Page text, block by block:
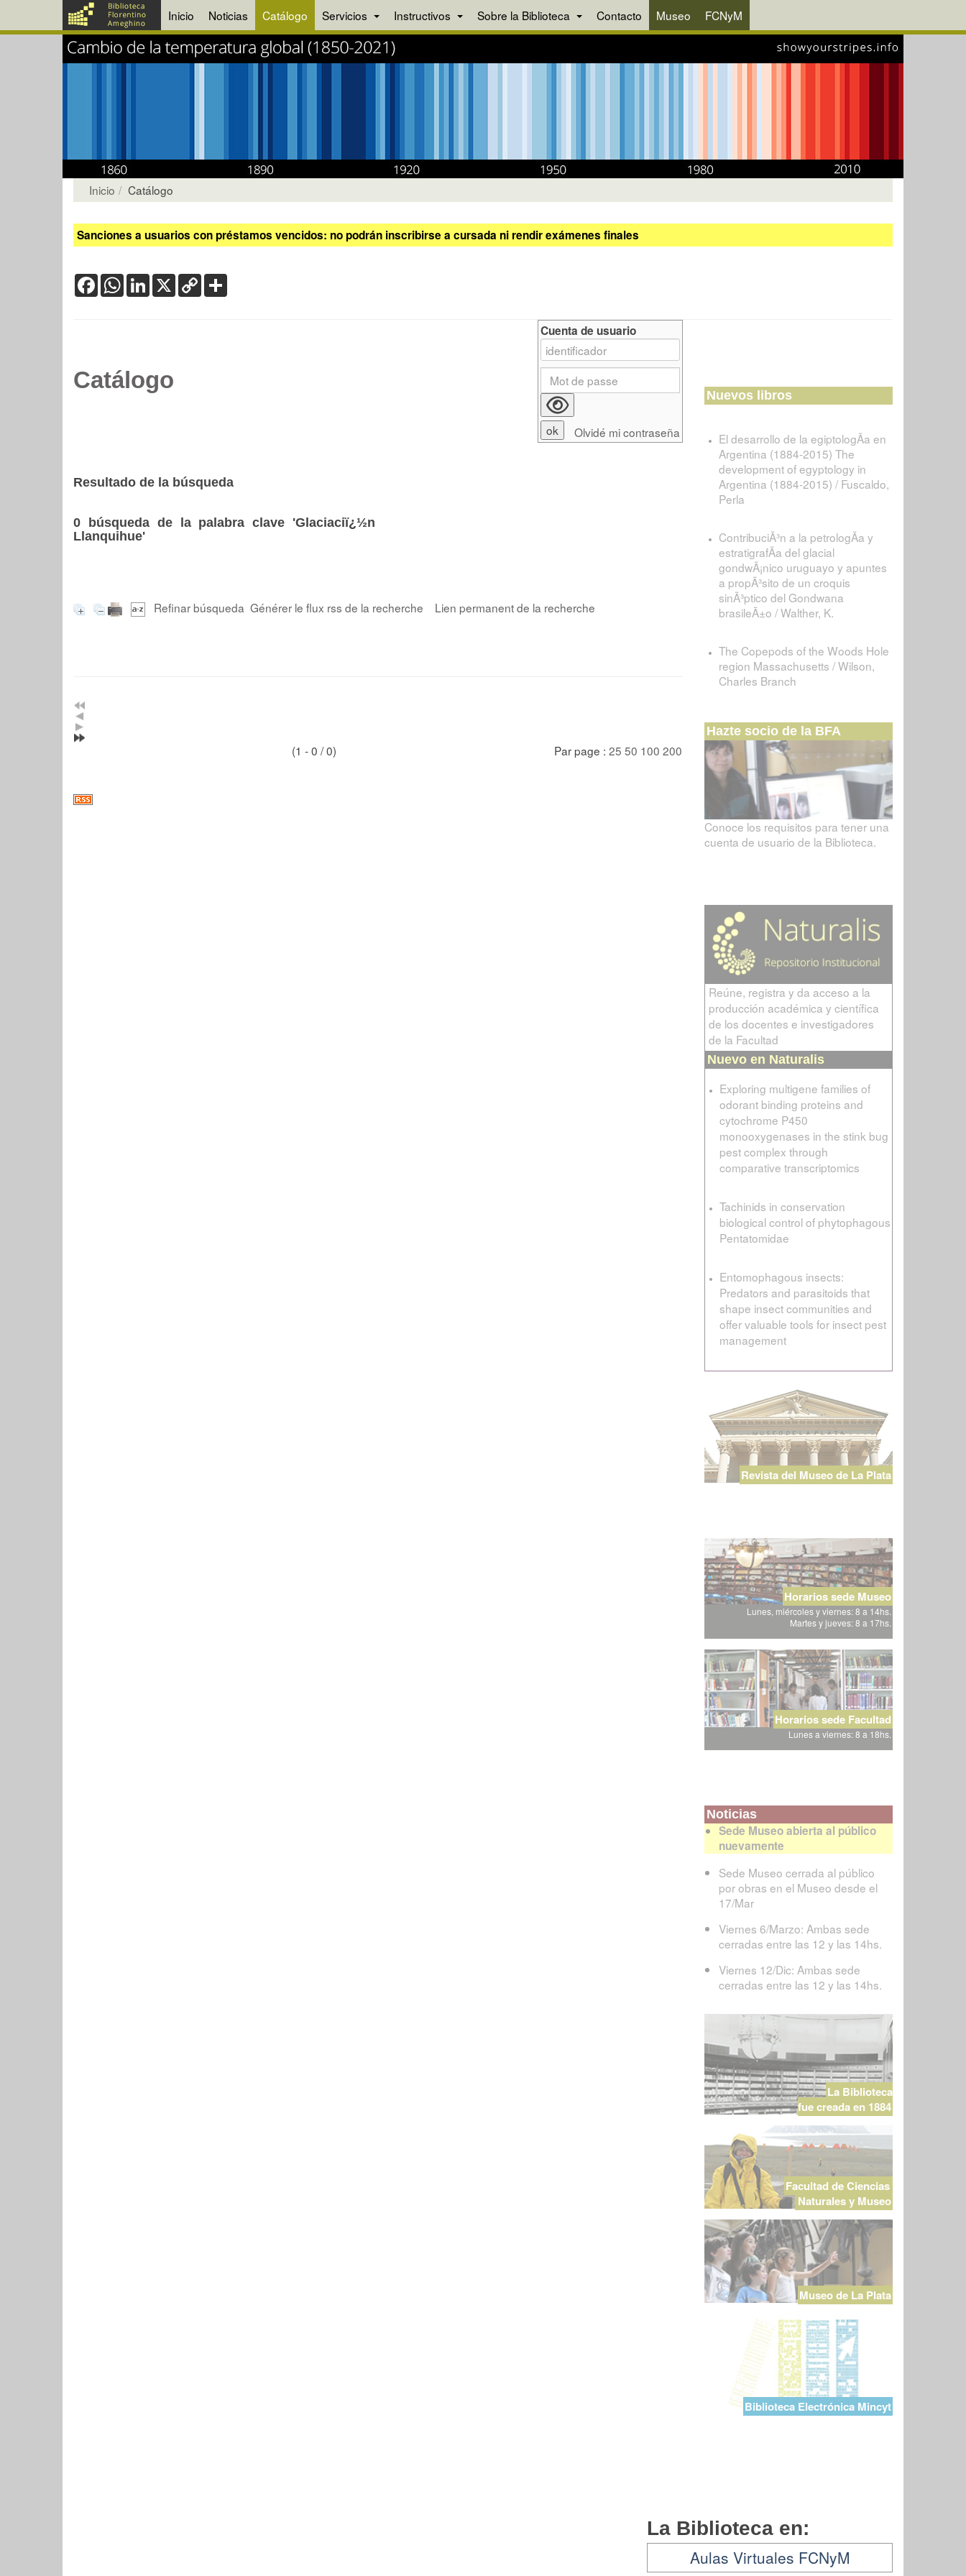
Inicio Noticias Catálogo Servicios Instructivos Sobre la Biblioteca Contacto Museo FCNyM
Inicio Catálogo
Sanciones a usuarios con préstamos vencidos: no podrán inscribirse a cursada ni rendir exámenes finales
FacebookWhatsApp
LinkedIn
X Copy
Link
Catálogo
Resultado de la búsqueda
0 búsqueda de la palabra clave 'Glaciaciï¿½n
Llanquihue'
Refinar búsqueda Générer le flux rss de la recherche Lien permanent de la recherche
(1 - 0 / 0) Par page : 25 50 100 200
Cuenta de usuario
Olvidé mi contraseña
Nuevos libros
El desarrollo de la egiptologÃ­a en
Argentina (1884-2015) The
development of egyptology in
Argentina (1884-2015) / Fuscaldo,
Perla
ContribuciÃ³n a la petrologÃ­a y
estratigrafÃ­a del glacial
gondwÃ¡nico uruguayo y apuntes
a propÃ³sito de un croquis
sinÃ³ptico del Gondwana
brasileÃ±o / Walther, K.
The Copepods of the Woods Hole
region Massachusetts / Wilson,
Charles Branch
Hazte socio de la BFA
Conoce los requisitos para tener una
cuenta de usuario de la Biblioteca.
Reúne, registra y da acceso a la
producción académica y científica
de los docentes e investigadores
de la Facultad
Nuevo en Naturalis
Exploring multigene families of
odorant binding proteins and
cytochrome P450
monooxygenases in the stink bug
pest complex through
comparative transcriptomics
Tachinids in conservation
biological control of phytophagous
Pentatomidae
Entomophagous insects:
Predators and parasitoids that
shape insect communities and
offer valuable tools for insect pest
management
Revista del Museo de La Plata
Horarios sede Museo
Lunes, miércoles y viernes: 8 a 14hs.
Martes y jueves: 8 a 17hs.
Horarios sede Facultad
Lunes a viernes: 8 a 18hs.
Noticias
Sede Museo abierta al público
nuevamente
Sede Museo cerrada al público
por obras en el Museo desde el
17/Mar
Viernes 6/Marzo: Ambas sede
cerradas entre las 12 y las 14hs.
Viernes 12/Dic: Ambas sede
cerradas entre las 12 y las 14hs.
La Biblioteca
fue creada en 1884
Facultad de Ciencias
Naturales y Museo
Museo de La Plata
Biblioteca Electrónica Mincyt
La Biblioteca en:
Aulas Virtuales FCNyM